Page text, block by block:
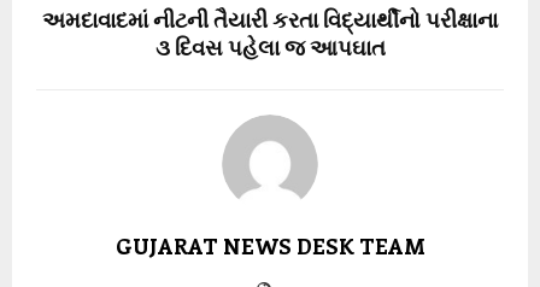
અમદાવાદમાં નીટની તૈયારી કરતા વિદ્યાર્થીનો પરીક્ષાના
૩ દિવસ પહેલા જ આપઘાત
GUJARAT NEWS DESK TEAM